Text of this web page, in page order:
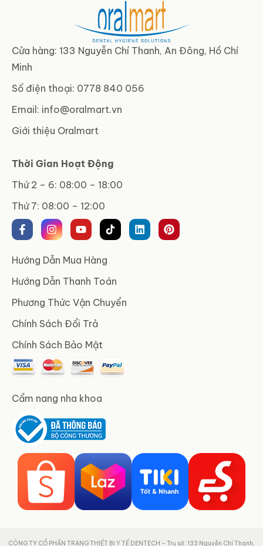
Cửa hàng: 133 Nguyễn Chí Thanh, An Đông, Hồ Chí
Minh
Số điện thoại: 0778 840 056
Email: info@oralmart.vn
Giới thiệu Oralmart
Thời Gian Hoạt Động
Thứ 2 – 6: 08:00 – 18:00
Thứ 7: 08:00 – 12:00
Hướng Dẫn Mua Hàng
Hướng Dẫn Thanh Toán
Phương Thức Vận Chuyển
Chính Sách Đổi Trả
Chính Sách Bảo Mật
Cẩm nang nha khoa
CÔNG TY CỔ PHẦN TRANG THIẾT BỊ Y TẾ DENTECH – Trụ sở: 133 Nguyễn Chí Thanh,